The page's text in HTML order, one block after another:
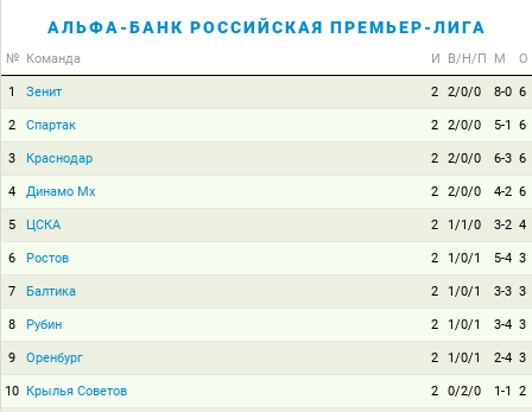
АЛЬФА-БАНК РОССИЙСКАЯ ПРЕМЬЕР-ЛИГА
№ Команда И В/Н/П М О
1 Зенит 2 2/0/0 8-0 6
2 Спартак 2 2/0/0 5-1 6
3 Краснодар 2 2/0/0 6-3 6
4 Динамо Мх 2 2/0/0 4-2 6
5 ЦСКА 2 1/1/0 3-2 4
6 Ростов 2 1/0/1 5-4 3
7 Балтика 2 1/0/1 3-3 3
8 Рубин 2 1/0/1 3-4 3
9 Оренбург 2 1/0/1 2-4 3
10 Крылья Советов 2 0/2/0 1-1 2